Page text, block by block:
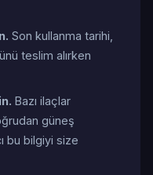
Son kullanma tarihi,
teslim alırken
Bazı ilaçlar
güneş
bu bilgiyi size